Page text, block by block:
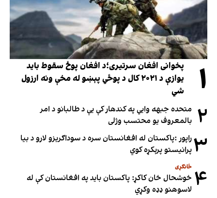
۱
پخوانی افغان سرتیری؛د افغان پوځ سقوط باید
یوازې د ۲۰۲۱ کال د پوځي پېښو له مخې ونه ارزول
شي
۲ متحده جبهه وايي په کندهار کې یې د طالبانو د امر
بالمعروف یو محتسب وژلی
۳راپور :پاکستان له افغانستان سره د سوداګریزو لارو د بیا
پرانیستو پرېکړه کوي
۴ ځانګړی
خوشحال خان کاکړ: پاکستان بايد په افغانستان کې له
لاسوهنو ډډه وکړي